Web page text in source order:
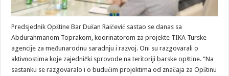
Predsjednik Opštine Bar Dušan Raičević sastao se danas sa
Abdurahmanom Toprakom, koorinatorom za projekte TIKA Turske
agencije za međunarodnu saradnju i razvoj. Oni su razgovarali o
aktivnostima koje zajednički sprovode na teritoriji barske opštine. “Na
sastanku se razgovaralo i o budućim projektima od značaja za Opštinu